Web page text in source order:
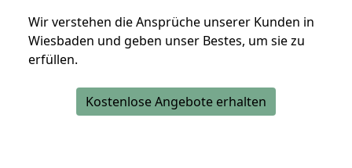
Wir verstehen die Ansprüche unserer Kunden in
Wiesbaden und geben unser Bestes, um sie zu
erfüllen.
Kostenlose Angebote erhalten